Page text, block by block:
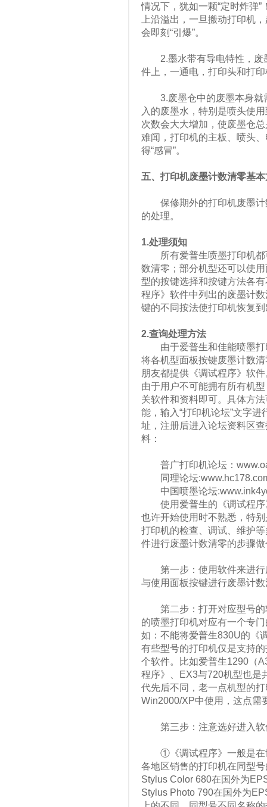
情况下，犹如一颗“定时炸弹
上沿溢出，一旦搬动打印机
会即刻“引爆”。
2.墨水带有导电特性，废
件上，一通电，打印头和打
3.废墨仓中的废墨本身就
入的废墨水，特别是喷头使
次数会大大增加，使废墨仓
难闻，打印机的主板、喷头
得“感冒”。
五、打印机废墨计数清零基
保修期外的打印机废墨计
的处理。
1.处理须知
所有爱普生喷墨打印机都
数清零；部分机型还可以使
型的按键选择和按键方法各
程序》软件中列出的废墨计
键的不同按法使打印机恢复
2.查询处理方法
由于爱普生和佳能喷墨打
将各机型面板按键废墨计数
朋友都提供《调试程序》软
由于用户不可能拥有所有机
关软件和资料即可。具体方
能，输入“打印机论坛”文字
址，注册后进入论坛资料区
料：
普广打印机论坛：
同理论坛
中国喷墨论坛
使用爱普生的《调试程序
也许开始使用时不熟悉，特
打印机的检查、调试、维护
件进行废墨计数清零的步骤
第一步：使用软件来进行
与使用面板按键进行废墨计
第二步：打开对应型号的
的喷墨打印机对应有一个专
如：不能将爱普生830U的《
有些型号的打印机仅是支持
个软件。比如爱普生1290（
程序》、EX3与720机型也是
代先后不同，老一点机型的
Win2000/XP中使用，这点需
第三步：注意选好进入软
①《调试程序》一般是在
各地区销售的打印机在同型
Stylus Color 680在国外为
Stylus Photo 790在国外为